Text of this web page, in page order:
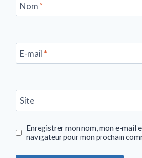
Nom *
E-mail *
Site
Enregistrer mon nom, mon e-mail
navigateur pour mon prochain